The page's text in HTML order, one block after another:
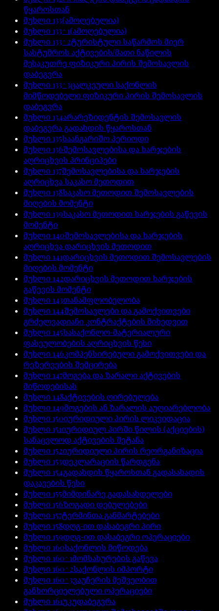
წყაროსთან
მუხლი 133(ამოღებულია)
მუხლი 133^1(ამოღებულია)
მუხლი 133^2ტურისტული საწარმოს მიერ
სასტუმროს აქტივების/მათი ნაწილის
მესაკუთრე ფიზიკური პირის შემოსავლის
დაბეგვრა
მუხლი 133^3ცალკეული საქონლის
მიმწოდებელი ფიზიკური პირის შემოსავლის
დაბეგვრა
მუხლი 134არარეზიდენტის შემოსავლის
დაბეგვრა გადახდის წყაროსთან
მუხლი 135საანგარიშო პერიოდი
მუხლი 136შემოსავლებისა და ხარჯების
აღრიცხვის პრინციპები
მუხლი 137შემოსავლებისა და ხარჯების
აღრიცხვა საკასო მეთოდით
მუხლი 138საკასო მეთოდით შემოსავლების
მიღების მომენტი
მუხლი 139საკასო მეთოდით ხარჯების გაწევის
მომენტი
მუხლი 140შემოსავლებისა და ხარჯების
აღრიცხვა დარიცხვის მეთოდით
მუხლი 141დარიცხვის მეთოდით შემოსავლების
მიღების მომენტი
მუხლი 142დარიცხვის მეთოდით ხარჯების
გაწევის მომენტი
მუხლი 143თანამფლობელობა
მუხლი 144შემოსავლები და გამოქვითვები
გრძელვადიანი კონტრაქტების მიხედვით
მუხლი 145სასაქონლო-მატერიალური
ფასეულობების აღრიცხვის წესი
მუხლი 146კომპენსირებული გამოქვითვები და
რეზერვების შემცირება
მუხლი 147მოგება და ზარალი აქტივების
მიწოდებისას
მუხლი 148აქტივების ღირებულება
მუხლი 149მოგების ან ზარალის აუღიარებლობა
მუხლი 150იურიდიული პირის ლიკვიდაცია
მუხლი 151იურიდიულ პირში წილის (აქციების)
სანაცვლოდ აქტივების შეტანა
მუხლი 152იურიდიული პირის რეორგანიზაცია
მუხლი 153დეკლარაციის წარდგენა
მუხლი 154გადახდის წყაროსთან გადასახადის
დაკავების წესი
მუხლი 155მიმდინარე გადასახდელები
მუხლი 156ზოგადი დებულებები
მუხლი 157ტერმინთა განმარტებები
მუხლი 158დღგ-ით დასაბეგრი პირი
მუხლი 159დღგ-ით დასაბეგრი ოპერაციები
მუხლი 160საქონლის მიწოდება
მუხლი 160^1მომსახურების გაწევა
მუხლი 160^2საქონლის იმპორტი
მუხლი 160^3ვაუჩერის მეშვეობით
განხორციელებული ოპერაციები
მუხლი 161უკუდაბეგვრა